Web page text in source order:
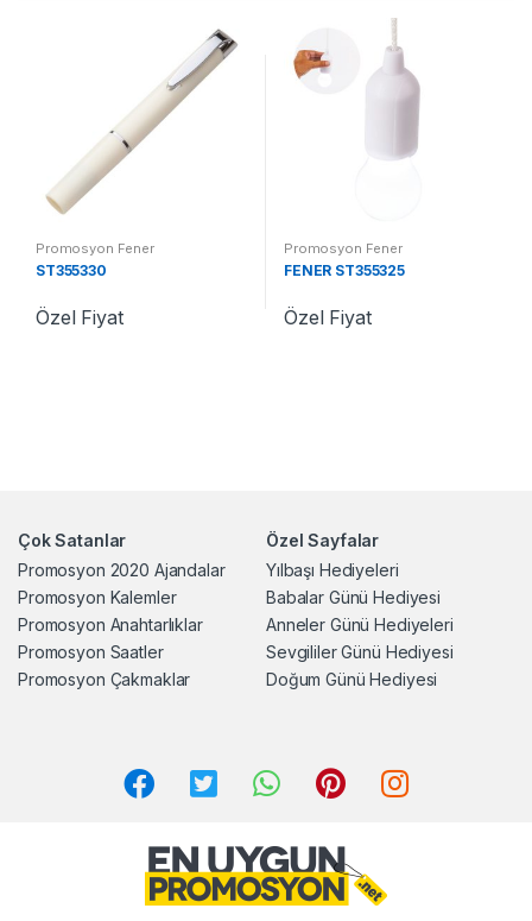
Promosyon Fener
ST355330
Özel Fiyat
Promosyon Fener
FENER ST355325
Özel Fiyat
Çok Satanlar
Promosyon 2020 Ajandalar
Promosyon Kalemler
Promosyon Anahtarlıklar
Promosyon Saatler
Promosyon Çakmaklar
Özel Sayfalar
Yılbaşı Hediyeleri
Babalar Günü Hediyesi
Anneler Günü Hediyeleri
Sevgililer Günü Hediyesi
Doğum Günü Hediyesi